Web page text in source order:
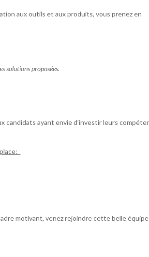
aux outils et aux produits, vous prenez en
solutions proposées.
candidats ayant envie d’investir leurs
motivant, venez rejoindre cette belle